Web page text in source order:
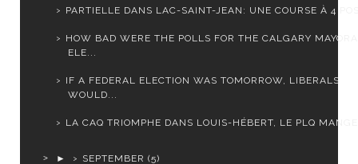
PARTIELLE DANS LAC-SAINT-JEAN: UNE COURSE À 4
HOW BAD WERE THE POLLS FOR THE CALGARY
ELE...
IF A FEDERAL ELECTION WAS TOMORROW, LIBERALS
WOULD...
LA CAQ TRIOMPHE DANS LOUIS-HÉBERT, LE PLQ
► SEPTEMBER (5)